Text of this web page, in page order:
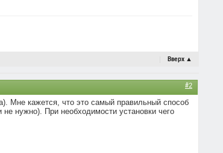
Вверх ▲
#2
Мне кажется, что это самый правильный способ
нужно). При необходимости установки чего